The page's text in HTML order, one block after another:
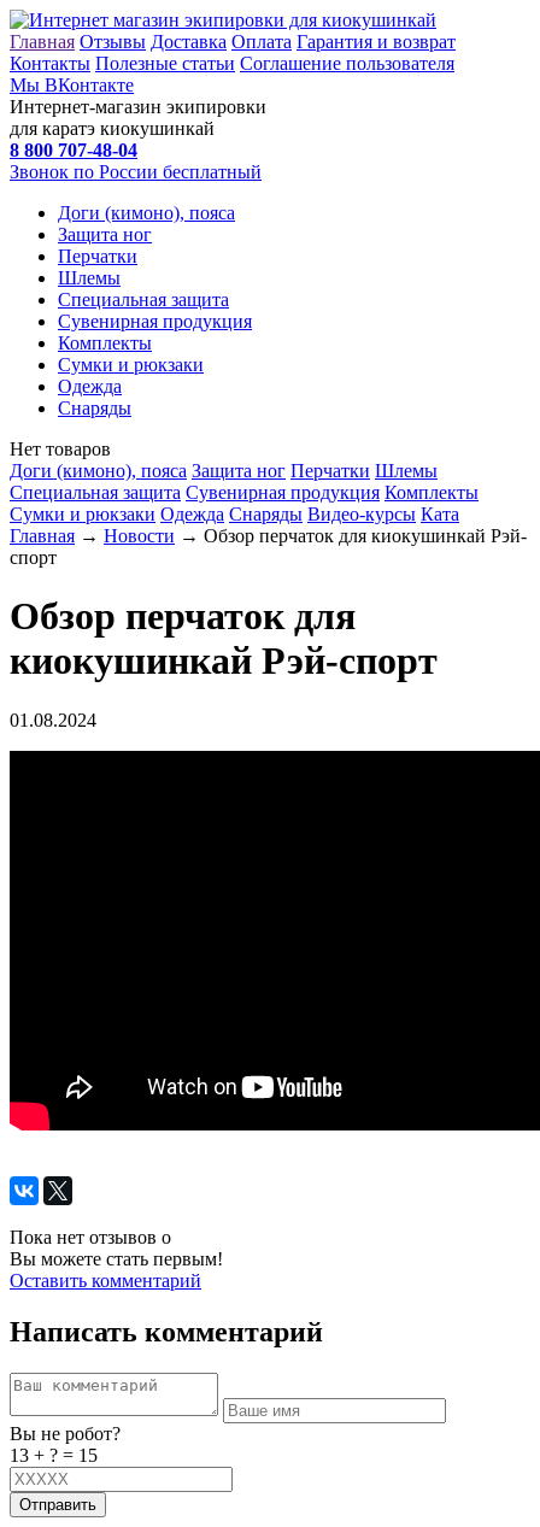
Главная Отзывы Доставка Оплата Гарантия и возврат
Контакты Полезные статьи Соглашение пользователя
Мы ВКонтакте
Интернет-магазин экипировки
для каратэ киокушинкай
8 800 707-48-04
Звонок по России бесплатный
Доги (кимоно), пояса
Защита ног
Перчатки
Шлемы
Специальная защита
Сувенирная продукция
Комплекты
Сумки и рюкзаки
Одежда
Снаряды
Нет товаров
Доги (кимоно), пояса Защита ног Перчатки Шлемы
Специальная защита Сувенирная продукция Комплекты
Сумки и рюкзаки Одежда Снаряды Видео-курсы Ката
Главная → Новости → Обзор перчаток для киокушинкай Рэй-
спорт
Обзор перчаток для
киокушинкай Рэй-спорт
01.08.2024
Пока нет отзывов о
Вы можете стать первым!
Оставить комментарий
Написать комментарий
Вы не робот?
13 + ? = 15
Отправить